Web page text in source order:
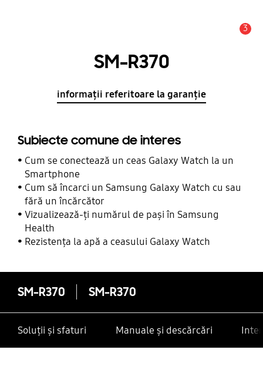
3
SM-R370
informații referitoare la garanție
Subiecte comune de interes
Cum se conectează un ceas Galaxy Watch la un
Smartphone
Cum să încarci un Samsung Galaxy Watch cu sau
fără un încărcător
Vizualizează-ți numărul de pași în Samsung
Health
Rezistența la apă a ceasului Galaxy Watch
SM-R370 SM-R370
Soluții și sfaturi Manuale și descărcări